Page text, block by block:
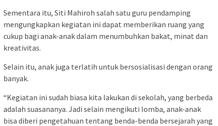
Sementara itu, Siti Mahiroh salah satu guru pendamping
mengungkapkan kegiatan ini dapat memberikan ruang yang
cukup bagi anak-anak dalam menumbuhkan bakat, minat dan
kreativitas.
Selain itu, anak juga terlatih untuk bersosialisasi dengan orang
banyak.
“Kegiatan ini sudah biasa kita lakukan di sekolah, yang berbeda
adalah suasananya. Jadi selain mengikuti lomba, anak-anak
bisa diberi pengetahuan tentang benda-benda bersejarah yang